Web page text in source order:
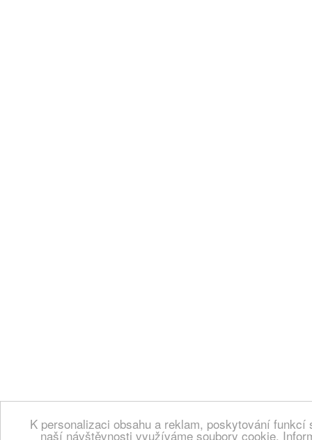
K personalizaci obsahu a reklam, poskytování
naší návštěvnosti využíváme soubory cookie.